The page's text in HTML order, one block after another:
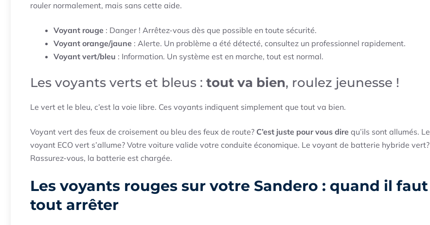
rouler normalement, mais sans cette aide.
Voyant rouge : Danger ! Arrêtez-vous dès que possible en toute sécurité.
Voyant orange/jaune : Alerte. Un problème a été détecté, consultez un professionnel rapidement.
Voyant vert/bleu : Information. Un système est en marche, tout est normal.
Les voyants verts et bleus : tout va bien, roulez jeunesse !
Le vert et le bleu, c’est la voie libre. Ces voyants indiquent simplement que tout va bien.
Voyant vert des feux de croisement ou bleu des feux de route? C’est juste pour vous dire qu’ils sont allumés. Le
voyant ECO vert s’allume? Votre voiture valide votre conduite économique. Le voyant de batterie hybride vert?
Rassurez-vous, la batterie est chargée.
Les voyants rouges sur votre Sandero : quand il faut
tout arrêter